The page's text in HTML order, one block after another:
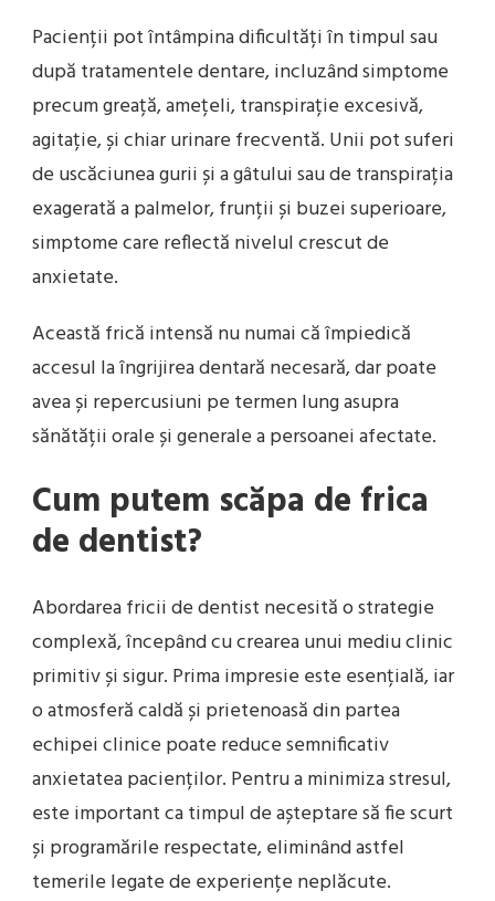
Pacienții pot întâmpina dificultăți în timpul sau
după tratamentele dentare, incluzând simptome
precum greață, amețeli, transpirație excesivă,
agitație, și chiar urinare frecventă. Unii pot suferi
de uscăciunea gurii și a gâtului sau de transpirația
exagerată a palmelor, frunții și buzei superioare,
simptome care reflectă nivelul crescut de
anxietate.
Această frică intensă nu numai că împiedică
accesul la îngrijirea dentară necesară, dar poate
avea și repercusiuni pe termen lung asupra
sănătății orale și generale a persoanei afectate.
Cum putem scăpa de frica
de dentist?
Abordarea fricii de dentist necesită o strategie
complexă, începând cu crearea unui mediu clinic
primitiv și sigur. Prima impresie este esențială, iar
o atmosferă caldă și prietenoasă din partea
echipei clinice poate reduce semnificativ
anxietatea pacienților. Pentru a minimiza stresul,
este important ca timpul de așteptare să fie scurt
și programările respectate, eliminând astfel
temerile legate de experiențe neplăcute.